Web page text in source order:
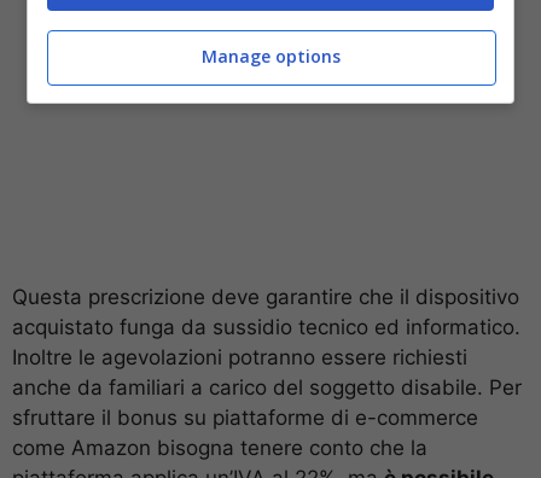
Questa prescrizione deve garantire che il dispositivo
acquistato funga da sussidio tecnico ed informatico.
Inoltre le agevolazioni potranno essere richiesti
anche da familiari a carico del soggetto disabile. Per
sfruttare il bonus su piattaforme di e-commerce
come Amazon bisogna tenere conto che la
Manage options